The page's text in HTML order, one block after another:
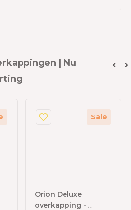
| Nu
Sale
Orion Deluxe
overkapping -